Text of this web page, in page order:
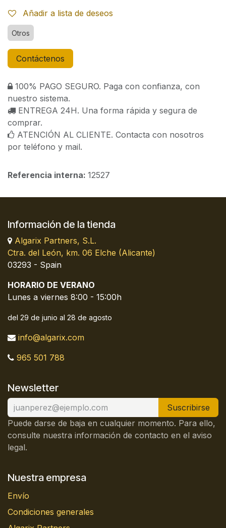
Añadir a lista de deseos
Otros
Contáctenos
100% PAGO SEGURO. Paga con confianza, con
nuestro sistema.
ENTREGA 24H. Una forma rápida y segura de
comprar.
ATENCIÓN AL CLIENTE. Contacta con nosotros
por teléfono y mail.
Referencia interna: 12527
Información de la tienda
Algarix Partners, S.L.
Ctra. del León, km. 06 Elche (Alicante)
03293 - Spain
HORARIO DE VERANO
Lunes a viernes 8:00 - 15:00h
del 29 de junio al 28 de agosto
info@algarix.com
965 501 788
Newsletter
Suscribirse
Puede darse de baja en cualquier momento. Para ello,
consulte nuestra información de contacto en el aviso
legal.
Nuestra empresa
Envío
Condiciones generales